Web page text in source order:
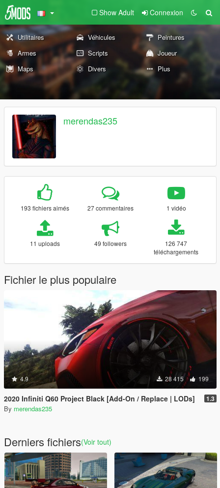
Show Adult Connexion
Utilitaires Véhicules
Peintures
Armes
Scripts
Joueur
Maps
Divers Plus
merendas235
193 fichiers aimés 27 commentaires 1 vidéo
11 uploads 49 followers
126 747
téléchargements
Fichier le plus populaire
4.9 28 415 199
2020 Infiniti Q60 Project Black [Add-On / Replace | LODs] 1.3
By merendas235
Derniers fichiers(Voir tout)